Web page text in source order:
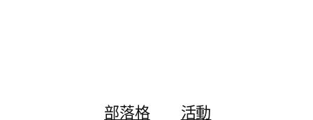
部落格 活動